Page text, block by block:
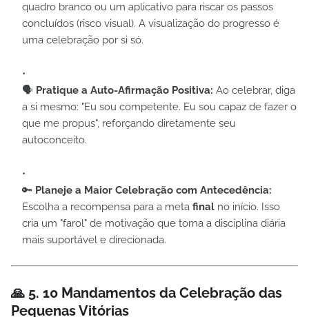
quadro branco ou um aplicativo para riscar os passos
concluídos (risco visual). A visualização do progresso é
uma celebração por si só.
🗣️ Pratique a Auto-Afirmação Positiva: Ao celebrar, diga
a si mesmo: "Eu sou competente. Eu sou capaz de fazer o
que me propus", reforçando diretamente seu
autoconceito.
🔑 Planeje a Maior Celebração com Antecedência:
Escolha a recompensa para a meta final no início. Isso
cria um "farol" de motivação que torna a disciplina diária
mais suportável e direcionada.
🙏 5. 10 Mandamentos da Celebração das
Pequenas Vitórias